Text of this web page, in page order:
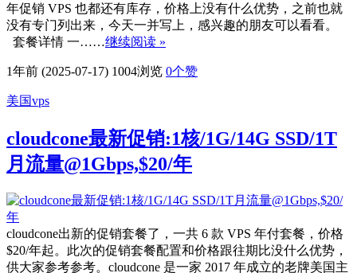
年促销 VPS 也都还有库存，价格上没有什么优势，之前也就
没有专门列出来，今天一并写上，感兴趣的朋友可以看看。
套餐详情 一……继续阅读 »
1年前 (2025-07-17) 1004浏览 0个赞
美国vps
cloudcone最新促销:1核/1G/14G SSD/1T
月流量@1Gbps,$20/年
cloudcone出新的促销套餐了，一共 6 款 VPS 年付套餐，价格
$20/年起。此次的促销套餐配置和价格跟往期比没什么优势，
供大家参考参考。cloudcone 是一家 2017 年成立的老牌美国主